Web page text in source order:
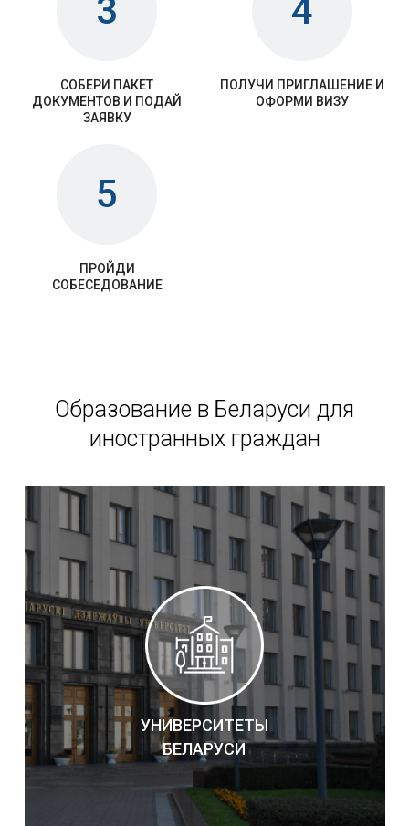
3
СОБЕРИ ПАКЕТ
ДОКУМЕНТОВ И ПОДАЙ
ЗАЯВКУ
4
ПОЛУЧИ ПРИГЛАШЕНИЕ И
ОФОРМИ ВИЗУ
5
ПРОЙДИ
СОБЕСЕДОВАНИЕ
Образование в Беларуси для
иностранных граждан
УНИВЕРСИТЕТЫ
БЕЛАРУСИ